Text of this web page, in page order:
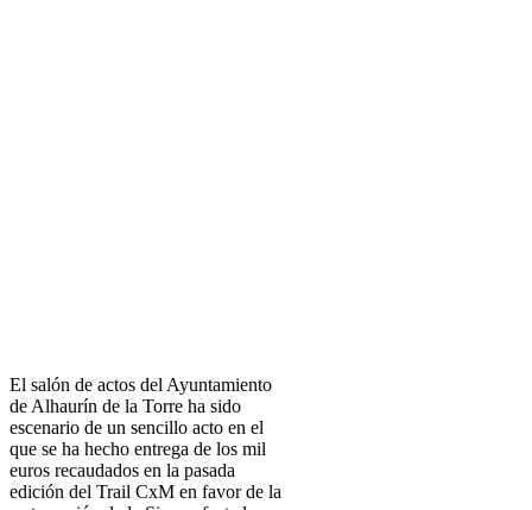
El salón de actos del Ayuntamiento
de Alhaurín de la Torre ha sido
escenario de un sencillo acto en el
que se ha hecho entrega de los mil
euros recaudados en la pasada
edición del Trail CxM en favor de la